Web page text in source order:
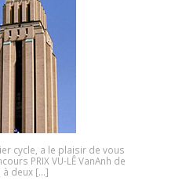
cycle, a le plaisir de vous
PRIX VU-LÊ VanAnh de
à deux […]